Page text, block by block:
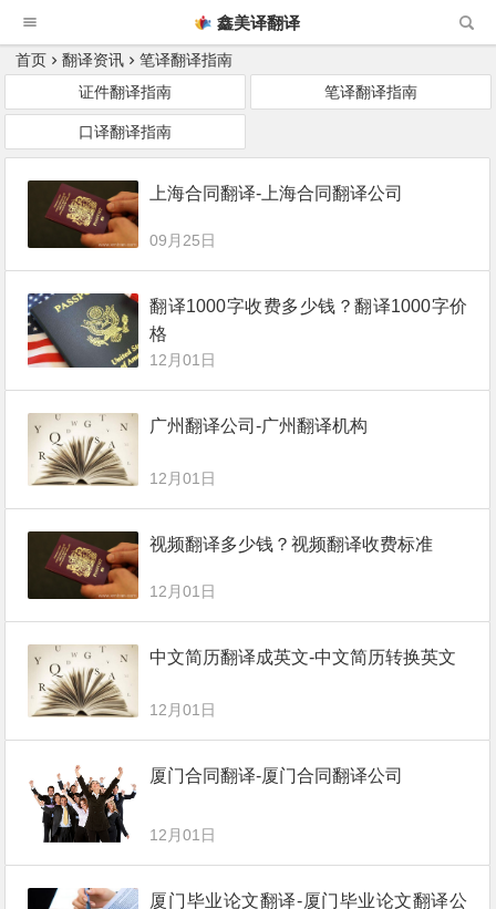
鑫美译翻译
首页 翻译资讯
笔译翻译指南
证件翻译指南
笔译翻译指南
口译翻译指南
上海合同翻译-上海合同翻译公司
09月25日
翻译1000字收费多少钱？翻译1000字价
格
12月01日
广州翻译公司-广州翻译机构
12月01日
视频翻译多少钱？视频翻译收费标准
12月01日
中文简历翻译成英文-中文简历转换英文
12月01日
厦门合同翻译-厦门合同翻译公司
12月01日
厦门毕业论文翻译-厦门毕业论文翻译公